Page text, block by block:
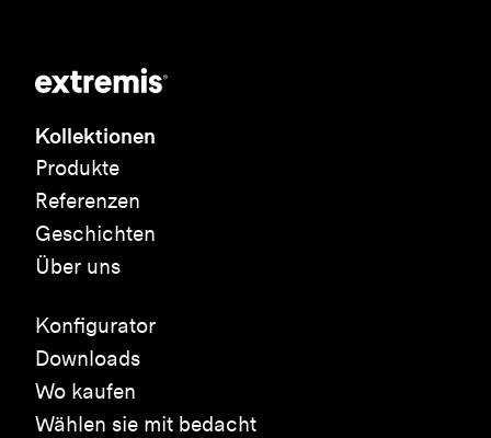
Kollektionen
Produkte
Referenzen
Geschichten
Über uns
Konfigurator
Downloads
Wo kaufen
Wählen sie mit bedacht